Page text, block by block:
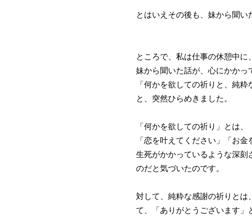
とはいえその後も、妹から聞い
ところで、私は仕事の休憩中に
妹から聞いた話が、心にかかっ
「何かを欲しての祈りと、純粋
と、突然ひらめきました。
「何かを欲しての祈り」とは
「恋を叶えてください」「お
生死がかかっているような深
のだと気づいたのです。
対して、純粋な感謝の祈りと
て、「ありがとうございます」